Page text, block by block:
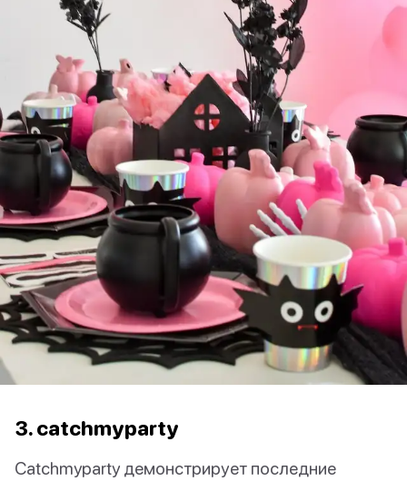
3. catchmyparty
Catchmyparty демонстрирует последние